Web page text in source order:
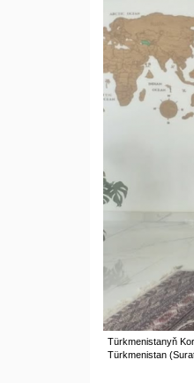
Türkmenistanyň
Türkmenistan